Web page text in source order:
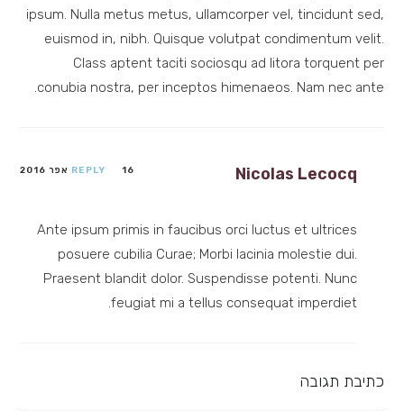
ipsum. Nulla metus metus, ullamcorper vel, tincidunt sed,
euismod in, nibh. Quisque volutpat condimentum velit.
Class aptent taciti sociosqu ad litora torquent per
conubia nostra, per inceptos himenaeos. Nam nec ante.
Nicolas Lecocq
REPLY 16 אפר 2016
Ante ipsum primis in faucibus orci luctus et ultrices
posuere cubilia Curae; Morbi lacinia molestie dui.
Praesent blandit dolor. Suspendisse potenti. Nunc
feugiat mi a tellus consequat imperdiet.
כתיבת תגובה